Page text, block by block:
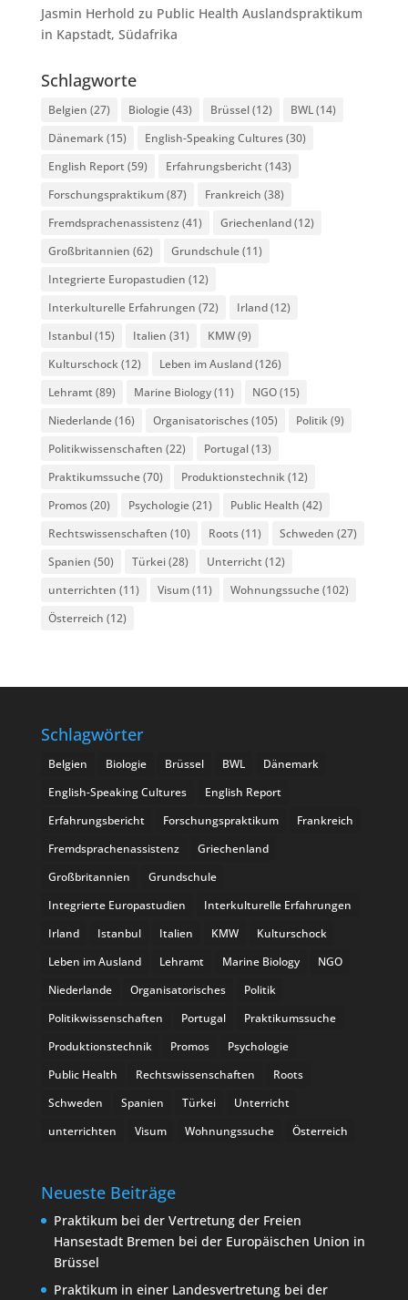
Jasmin Herhold zu Public Health Auslandspraktikum
in Kapstadt, Südafrika
Schlagworte
Belgien (27) Biologie(43) Brüssel(12) BWL(14)
Dänemark (15) English-Speaking Cultures(30)
English Report (59) Erfahrungsbericht (143)
Forschungspraktikum(87) Frankreich (38)
Fremdsprachenassistenz(41) Griechenland(12)
Großbritannien (62) Grundschule(11)
Integrierte Europastudien (12)
Interkulturelle Erfahrungen (72) Irland(12)
Istanbul(15) Italien (31) KMW(9)
Kulturschock (12) Leben im Ausland(126)
Lehramt (89) Marine Biology(11) NGO(15)
Niederlande(16) Organisatorisches(105) Politik (9)
Politikwissenschaften (22) Portugal(13)
Praktikumssuche(70) Produktionstechnik (12)
Promos(20) Psychologie(21) Public Health (42)
Rechtswissenschaften (10) Roots(11) Schweden (27)
Spanien (50) Türkei(28) Unterricht (12)
unterrichten (11) Visum(11) Wohnungssuche(102)
Österreich (12)
Schlagwörter
Belgien Biologie Brüssel BWL
Dänemark
English-Speaking Cultures
English Report
Erfahrungsbericht
Forschungspraktikum
Frankreich
Fremdsprachenassistenz
Griechenland
Großbritannien
Grundschule
Integrierte Europastudien
Interkulturelle Erfahrungen
Irland
Istanbul Italien KMW
Kulturschock
Leben im Ausland
Lehramt Marine Biology
NGO
Niederlande
Organisatorisches
Politik
Politikwissenschaften
Portugal
Praktikumssuche
Produktionstechnik
Promos
Psychologie
Public Health
Rechtswissenschaften
Roots
Schweden
Spanien Türkei
Unterricht
unterrichten
Visum Wohnungssuche Österreich
Neueste Beiträge
Praktikum bei der Vertretung der Freien
Hansestadt Bremen bei der Europäischen Union in
Brüssel
Praktikum in einer Landesvertretung bei der